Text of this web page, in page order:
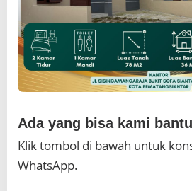
Ada yang bisa kami
Klik tombol di bawah untuk
WhatsApp.